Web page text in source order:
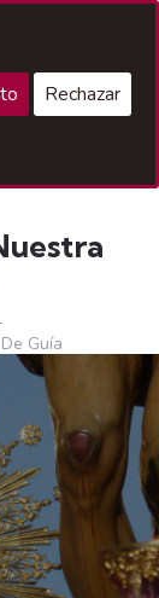
Guía
Rechazar